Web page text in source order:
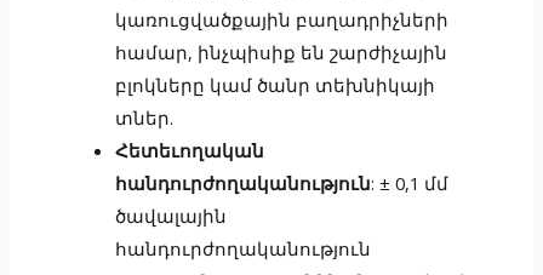
կառուցվածքային բաղադրիչների
համար, ինչպիսիք են շարժիչային
բլոկները կամ ծանր տեխնիկայի
տներ.
Հետեւողական
հանդուրժողականություն: ± 0,1 մմ
ծավալային
հանդուրժողականություն